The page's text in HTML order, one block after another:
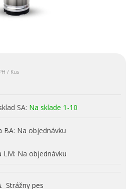
/ Kus
SA: Na sklade 1-10
BA: Na objednávku
LM: Na objednávku
Strážny pes